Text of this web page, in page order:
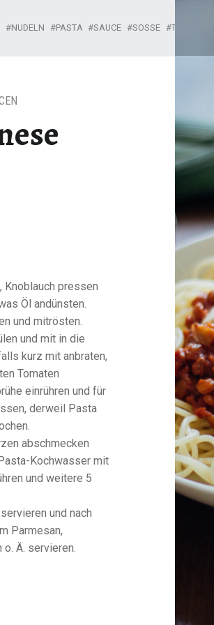
pressen
Öl andünsten.
und mitrösten.
und mit in die
kurz mit anbraten,
Tomaten
einrühren und für
derweil Pasta
abschmecken
Kochwasser mit
und weitere 5
und nach
Parmesan,
Ä. servieren.
NUDELN PASTA SAUCE SOSSE TOMATEN